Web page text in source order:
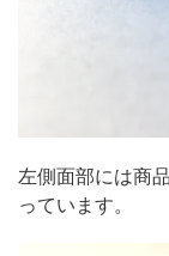
左側面部には商
っています。